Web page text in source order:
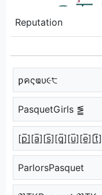
Reputation
ƿคςҩυ૯੮
PasquetGirls ⪑
[p̲̅]̼[a̲̅][s̲̅][q̲̅][u̲̅][e̲̅][t̲̅]
ParlorsPasquet